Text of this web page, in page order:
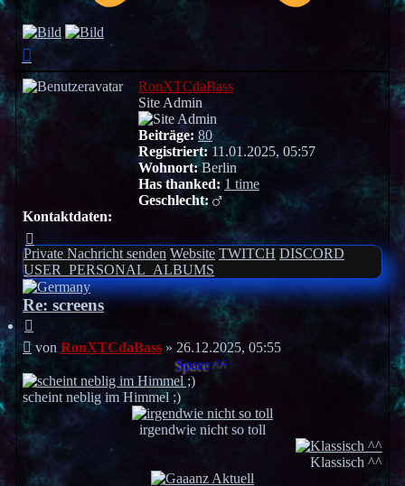
Nach
RonXTCdaBass
Site Admin
Beiträge: 80
Registriert:11.01.2025, 05:57
Wohnort:Berlin
Has thanked: 1 time
Geschlecht:
Kontaktdaten:
Kontaktdaten
von
RonXTCdaBass
Private Nachricht senden Website TWITCH DISCORD
USER_PERSONAL_ALBUMS
Re: screens
Zitieren
Beitrag
von RonXTCdaBass » 26.12.2025, 05:55
Space ^^
scheint neblig im Himmel ;)
irgendwie nicht so toll
Klassisch ^^